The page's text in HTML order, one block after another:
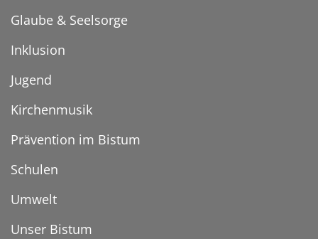
Glaube & Seelsorge
Inklusion
Jugend
Kirchenmusik
Prävention im Bistum
Schulen
Umwelt
Unser Bistum